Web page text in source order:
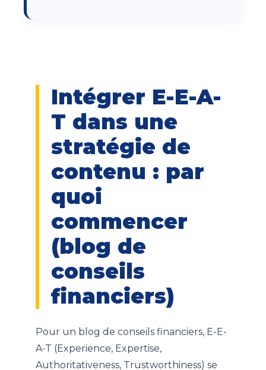
Intégrer E-E-A-
T dans une
stratégie de
contenu : par
quoi
commencer
(blog de
conseils
financiers)
Pour un blog de conseils financiers, E-E-
A-T (Experience, Expertise,
Authoritativeness, Trustworthiness) se